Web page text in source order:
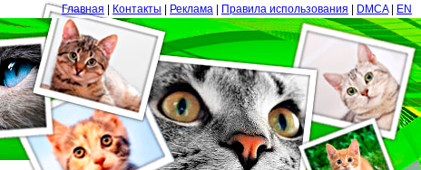
Главная Контакты Реклама Правила использования DMCA EN